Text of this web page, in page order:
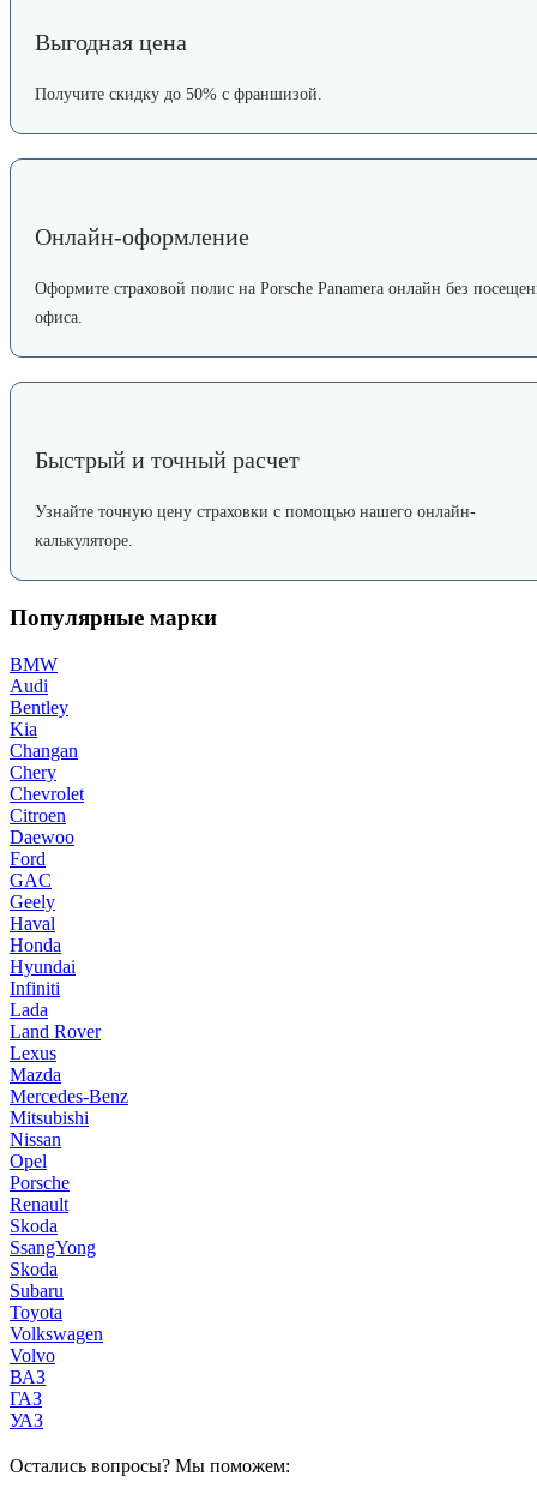
Выгодная цена
Получите скидку до 50% с франшизой.
Онлайн-оформление
Оформите страховой полис на Porsche Panamera онлайн без
офиса.
Быстрый и точный расчет
Узнайте точную цену страховки с помощью нашего онлайн-
калькуляторе.
Популярные марки
BMW
Audi
Bentley
Kia
Changan
Chery
Chevrolet
Citroen
Daewoo
Ford
GAC
Geely
Haval
Honda
Hyundai
Infiniti
Lada
Land Rover
Lexus
Mazda
Mercedes-Benz
Mitsubishi
Nissan
Opel
Porsche
Renault
Skoda
SsangYong
Skoda
Subaru
Toyota
Volkswagen
Volvo
ВАЗ
ГАЗ
УАЗ
Остались вопросы? Мы поможем: